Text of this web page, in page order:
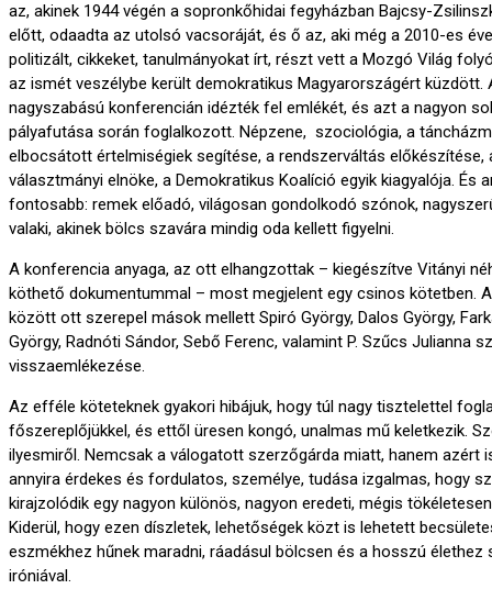
az, akinek 1944 végén a sopronkőhidai fegyházban Bajcsy-
előtt, odaadta az utolsó vacsoráját, és ő az, aki még a 2010-es
politizált, cikkeket, tanulmányokat írt, részt vett a Mozgó Világ
az ismét veszélybe került demokratikus Magyarországért küzdött.
nagyszabású konferencián idézték fel emlékét, és azt a nagyon
pályafutása során foglalkozott. Népzene, szociológia, a
elbocsátott értelmiségiek segítése, a rendszerváltás előkészítése,
választmányi elnöke, a Demokratikus Koalíció egyik kiagyalója. És
fontosabb: remek előadó, világosan gondolkodó szónok,
valaki, akinek bölcs szavára mindig oda kellett figyelni.
A konferencia anyaga, az ott elhangzottak – kiegészítve Vitányi
köthető dokumentummal – most megjelent egy csinos kötetben.
között ott szerepel mások mellett Spiró György, Dalos György,
György, Radnóti Sándor, Sebő Ferenc, valamint P. Szűcs Julianna
visszaemlékezése.
Az efféle köteteknek gyakori hibájuk, hogy túl nagy tisztelettel
főszereplőjükkel, és ettől üresen kongó, unalmas mű keletkezik.
ilyesmiről. Nemcsak a válogatott szerzőgárda miatt, hanem azért
annyira érdekes és fordulatos, személye, tudása izgalmas, hogy
kirajzolódik egy nagyon különös, nagyon eredeti, mégis
Kiderül, hogy ezen díszletek, lehetőségek közt is lehetett
eszmékhez hűnek maradni, ráadásul bölcsen és a hosszú élethez
iróniával.